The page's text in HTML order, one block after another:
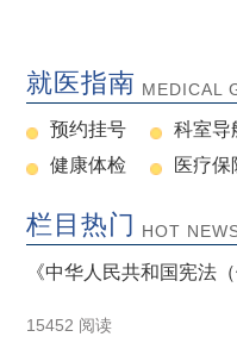
就医指南 MEDICAL
预约挂号 科室导
健康体检
医疗保
栏目热门 HOT
《中华人民共和国宪法
15452 阅读